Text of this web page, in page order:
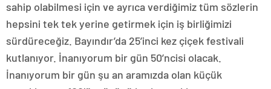
sahip olabilmesi için ve ayrıca verdiğimiz tüm sözlerin
hepsini tek tek yerine getirmek için iş birliğimizi
sürdüreceğiz. Bayındır’da 25’inci kez çiçek festivali
kutlanıyor. İnanıyorum bir gün 50’ncisi olacak.
İnanıyorum bir gün şu an aramızda olan küçük